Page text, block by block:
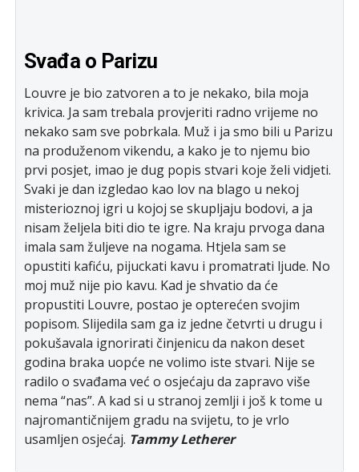
Svađa o Parizu
Louvre je bio zatvoren a to je nekako, bila moja
krivica. Ja sam trebala provjeriti radno vrijeme no
nekako sam sve pobrkala. Muž i ja smo bili u Parizu
na produženom vikendu, a kako je to njemu bio
prvi posjet, imao je dug popis stvari koje želi vidjeti.
Svaki je dan izgledao kao lov na blago u nekoj
misterioznoj igri u kojoj se skupljaju bodovi, a ja
nisam željela biti dio te igre. Na kraju prvoga dana
imala sam žuljeve na nogama. Htjela sam se
opustiti kafiću, pijuckati kavu i promatrati ljude. No
moj muž nije pio kavu. Kad je shvatio da će
propustiti Louvre, postao je opterećen svojim
popisom. Slijedila sam ga iz jedne četvrti u drugu i
pokušavala ignorirati činjenicu da nakon deset
godina braka uopće ne volimo iste stvari. Nije se
radilo o svađama već o osjećaju da zapravo više
nema “nas”. A kad si u stranoj zemlji i još k tome u
najromantičnijem gradu na svijetu, to je vrlo
usamljen osjećaj. Tammy Letherer